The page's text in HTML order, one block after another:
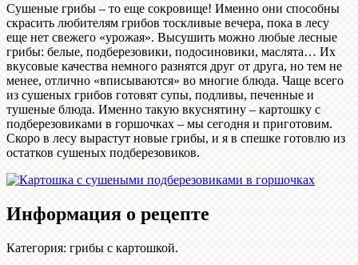
Сушеные грибы – то еще сокровище! Именно они способны
скрасить любителям грибов тоскливые вечера, пока в лесу
еще нет свежего «урожая». Высушить можно любые лесные
грибы: белые, подберезовики, подосиновики, маслята… Их
вкусовые качества немного разнятся друг от друга, но тем не
менее, отлично «вписываются» во многие блюда. Чаще всего
из сушеных грибов готовят супы, подливы, печенные и
тушеные блюда. Именно такую вкуснятину – картошку с
подберезовиками в горшочках – мы сегодня и приготовим.
Скоро в лесу вырастут новые грибы, и я в спешке готовлю из
остатков сушеных подберезовиков.
Информация о рецепте
Категория:грибы с картошкой.